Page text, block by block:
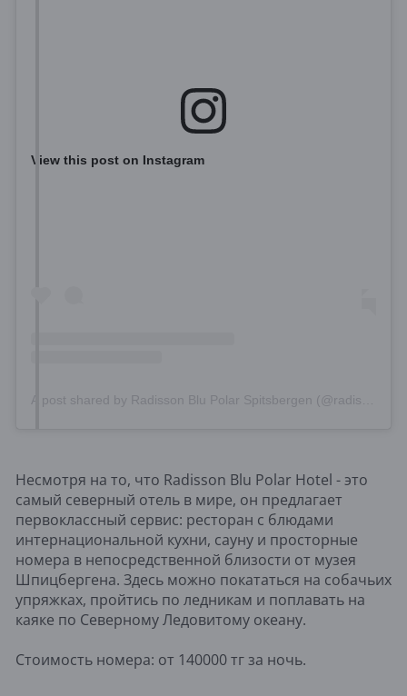
View this post on Instagram
A post shared by Radisson Blu Polar Spitsbergen (@radissonbluspitsbergen)
Несмотря на то, что Radisson Blu Polar Hotel - это
самый северный отель в мире, он предлагает
первоклассный сервис: ресторан с блюдами
интернациональной кухни, сауну и просторные
номера в непосредственной близости от музея
Шпицбергена. Здесь можно покататься на собачьих
упряжках, пройтись по ледникам и поплавать на
каяке по Северному Ледовитому океану.
Стоимость номера: от 140000 тг за ночь.